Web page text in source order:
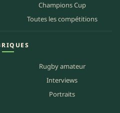
Champions Cup
Toutes les compétitions
Rugby amateur
Interviews
Portraits